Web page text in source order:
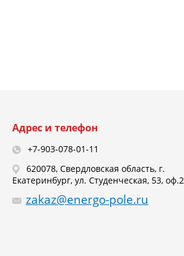
Адрес и телефон
+7-903-078-01-11
620078, Свердловская область, г.
Екатеринбург, ул. Студенческая, 53, оф.2
zakaz@energo-pole.ru